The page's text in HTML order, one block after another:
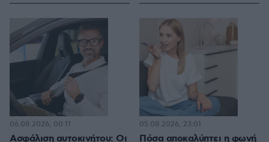
Ασφάλιση αυτοκινήτου: Οι
06.08.2026, 00:11
Πόσα αποκαλύπτει η φωνή
05.08.2026, 23:01